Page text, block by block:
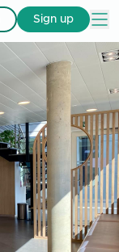
Sign up